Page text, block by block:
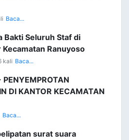
Baca...
Bakti Seluruh Staf di
Ranuyoso
kali Baca...
DI KANTOR KECAMATAN
Baca...
surat suara